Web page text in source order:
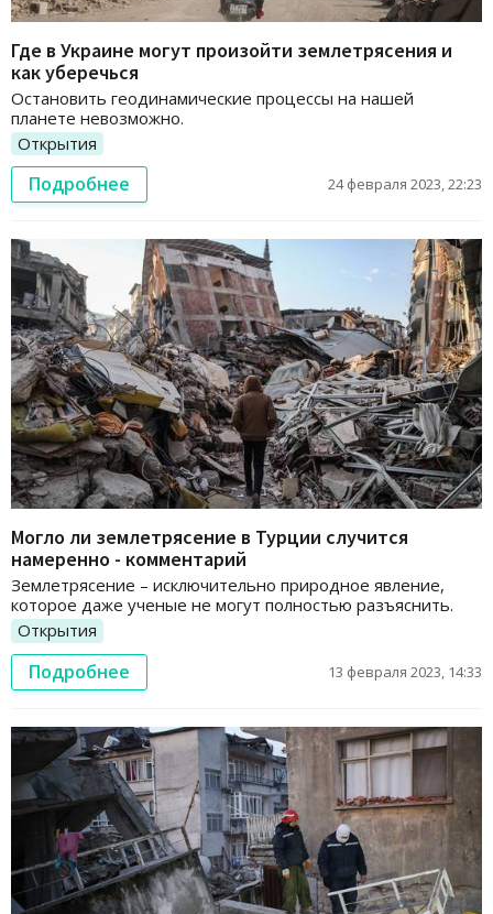
Где в Украине могут произойти землетрясения и
как уберечься
Остановить геодинамические процессы на нашей
планете невозможно.
Открытия
Подробнее 24 февраля 2023, 22:23
Могло ли землетрясение в Турции случится
намеренно - комментарий
Землетрясение – исключительно природное явление,
которое даже ученые не могут полностью разъяснить.
Открытия
Подробнее 13 февраля 2023, 14:33